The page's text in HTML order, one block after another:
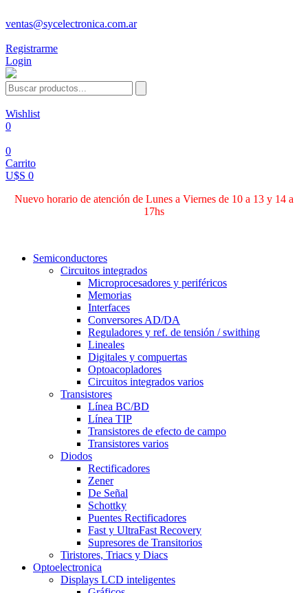
ventas@sycelectronica.com.ar
Registrarme
Login
Wishlist
0
0
Carrito
U$S 0
Nuevo horario de atención de Lunes a Viernes de 10 a 13 y 14 a
17hs
Semiconductores
Circuitos integrados
Microprocesadores y periféricos
Memorias
Interfaces
Conversores AD/DA
Reguladores y ref. de tensión / swithing
Lineales
Digitales y compuertas
Optoacopladores
Circuitos integrados varios
Transistores
Línea BC/BD
Línea TIP
Transistores de efecto de campo
Transistores varios
Diodos
Rectificadores
Zener
De Señal
Schottky
Puentes Rectificadores
Fast y UltraFast Recovery
Supresores de Transitorios
Tiristores, Triacs y Diacs
Optoelectronica
Displays LCD inteligentes